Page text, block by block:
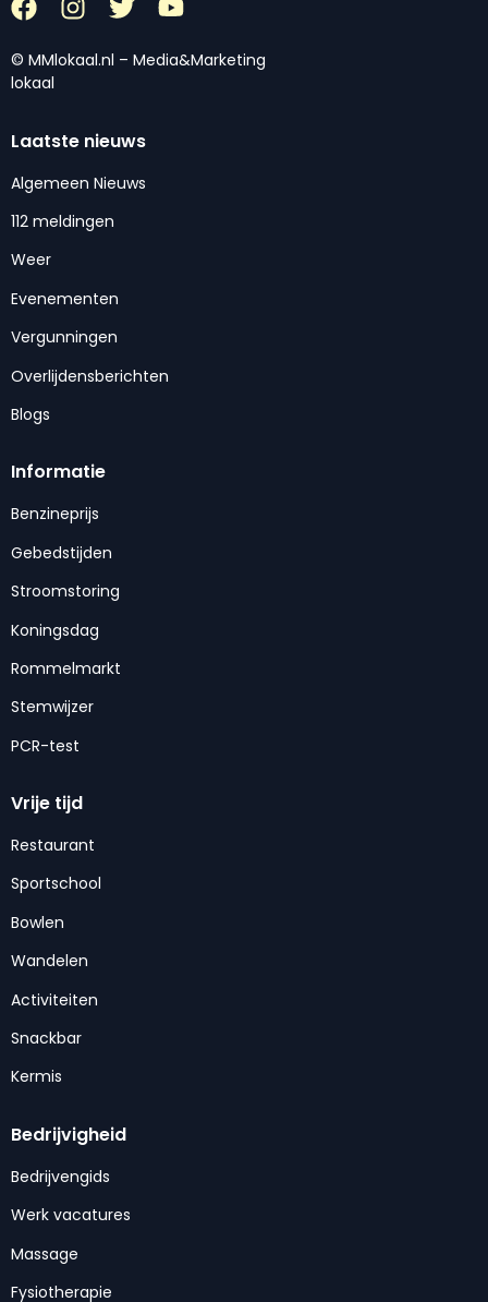
© MMlokaal.nl – Media&Marketing
lokaal
Laatste nieuws
Algemeen Nieuws
112 meldingen
Weer
Evenementen
Vergunningen
Overlijdensberichten
Blogs
Informatie
Benzineprijs
Gebedstijden
Stroomstoring
Koningsdag
Rommelmarkt
Stemwijzer
PCR-test
Vrije tijd
Restaurant
Sportschool
Bowlen
Wandelen
Activiteiten
Snackbar
Kermis
Bedrijvigheid
Bedrijvengids
Werk vacatures
Massage
Fysiotherapie